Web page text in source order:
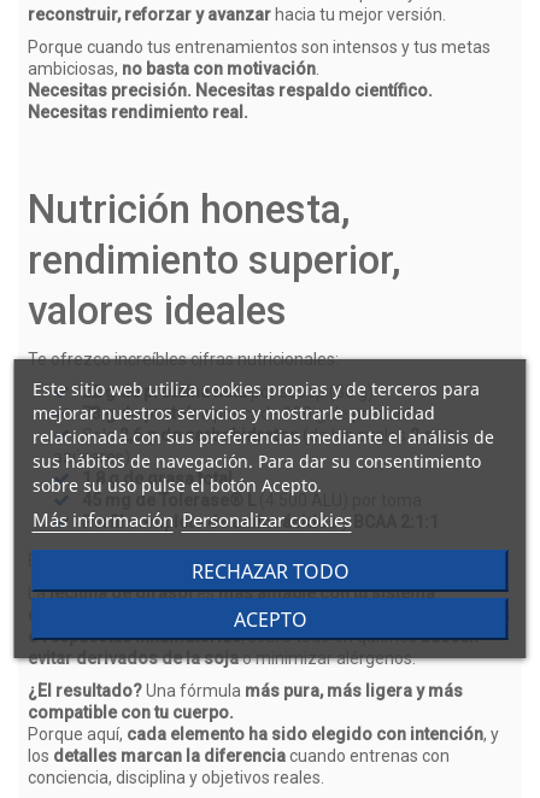
reconstruir, reforzar y avanzar hacia tu mejor versión.
Porque cuando tus entrenamientos son intensos y tus metas
ambiciosas, no basta con motivación
Necesitas precisión. Necesitas respaldo científico.
Necesitas rendimiento real.
Nutrición honesta,
rendimiento superior,
valores ideales
Te ofrezco increíbles cifras nutricionales:
22 g de proteína netapor scoop (30 g)
73 g de proteínapor cada 100 g de producto
Solo2,6 g de carbohidratos(de los cuales2 gson
azúcares)
1,8 g de grasa total
45 mg de Tolerase® L
(4 500 ALU) por toma
Perfil completo de aminoácidosy
Emulsión de girasol, dejando atrás la soja.
Lalecitina de girasolesmás amable con tu sistema
reduce significativamente el riesgo de molestias
o respuestas inflamatorias, sobre todo en quienesbuscan
evitar derivados de la sojao minimizar alérgenos.
¿El resultado?Una fórmula más pura, más ligera y más
compatible con tu cuerpo.
Porque aquí, cada elemento ha sido elegido con intención, y
los detalles marcan la diferenciacuando entrenas con
conciencia, disciplina y objetivos reales.
Este sitio web utiliza cookies propias y de terceros para
mejorar nuestros servicios y mostrarle publicidad
relacionada con sus preferencias mediante el análisis de
sus hábitos de navegación. Para dar su consentimiento
sobre su uso pulse el botón Acepto.
Más información Personalizar cookies
RECHAZAR TODO
ACEPTO